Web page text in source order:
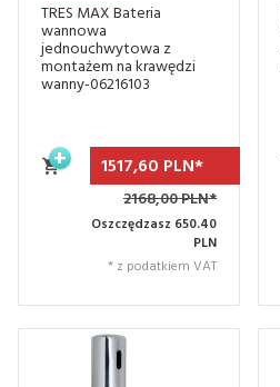
TRES MAX Bateria
wannowa
jednouchwytowa z
montażem na krawędzi
wanny-06216103
1517,60 PLN*
2168,00 PLN*
Oszczędzasz 650.40
PLN
* z podatkiem VAT